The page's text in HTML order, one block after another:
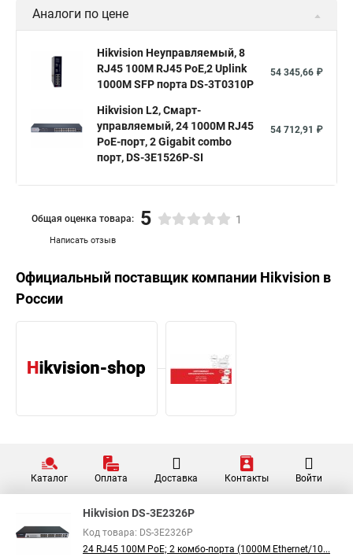
Аналоги по цене
Hikvision Неуправляемый, 8
RJ45 100M RJ45 PoE,2 Uplink
1000М SFP порта DS-3T0310P
54 345,66 ₽
Hikvision L2, Смарт-
управляемый, 24 1000M RJ45
PoE-порт, 2 Gigabit combo
порт, DS-3E1526P-SI
54 712,91 ₽
Написать отзыв
Общая оценка товара: 5 1
Официальный поставщик компании Hikvision в
России
Каталог Оплата Доставка Контакты Войти
Hikvision DS-3E2326P
Код товара: DS-3E2326P
24 RJ45 100M PoE; 2 комбо-порта (1000М Ethernet/10...